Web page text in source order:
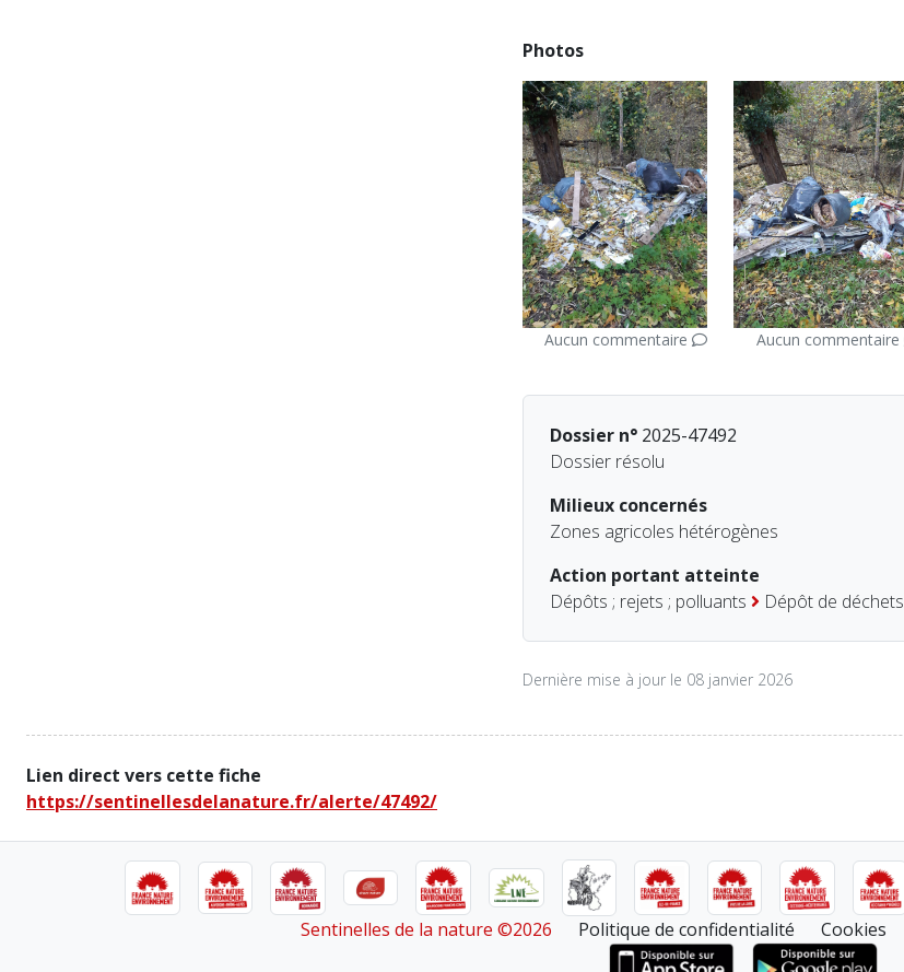
Photos
Aucun commentaire Aucun commentaire
Dossier n°2025-47492
Dossier résolu
Milieux concernés
Zones agricoles hétérogènes
Action portant atteinte
Dépôts ; rejets ; polluants
Dépôt de déchets
Dernière mise à jour le 08 janvier 2026
Lien direct vers cette fiche
https://sentinellesdelanature.fr/alerte/47492/
Sentinelles de la nature ©2026 Politique de confidentialité Cookies